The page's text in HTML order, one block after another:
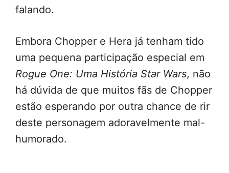
falando.
Embora Chopper e Hera já tenham tido
uma pequena participação especial em
Rogue One: Uma História Star Wars, não
há dúvida de que muitos fãs de Chopper
estão esperando por outra chance de rir
deste personagem adoravelmente mal-
humorado.